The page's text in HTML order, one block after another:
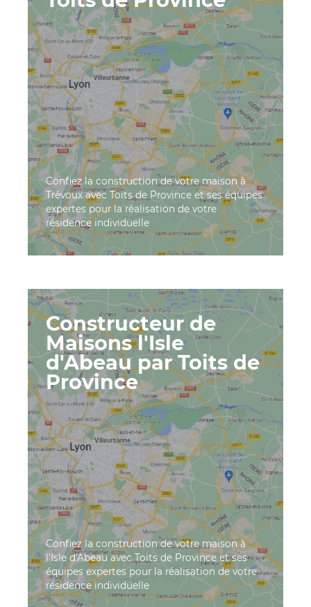
Confiez la construction de votre maison à
Trévoux avec Toits de Province et ses équipes
expertes pour la réalisation de votre
résidence individuelle
Constructeur de
Maisons l'Isle
d'Abeau par Toits de
Province
Confiez la construction de votre maison à
l'Isle d'Abeau avec Toits de Province et ses
équipes expertes pour la réalisation de votre
résidence individuelle